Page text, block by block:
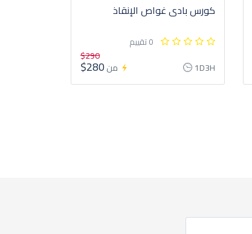
كورس بادى غواص الإنقاذ
0 تقييم
1D3H من
$290
$280